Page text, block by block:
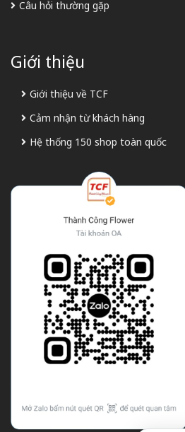
Câu hỏi thường gặp
Giới thiệu
Giới thiệu về TCF
Cảm nhận từ khách hàng
Hệ thống 150 shop toàn quốc